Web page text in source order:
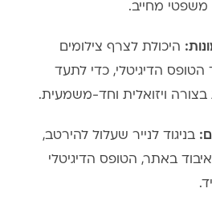
מחייב.
היכולת לצרף צילומים
הדיגיטלי, כדי לתעד
ויזואלית וחד-משמעית.
בניגוד לנייר שעלול להירטב,
באתר, הטופס הדיגיטלי